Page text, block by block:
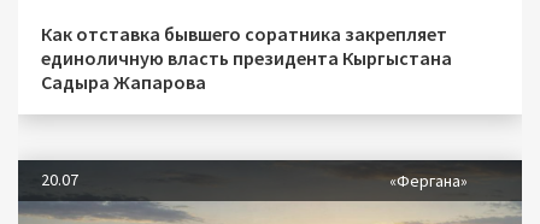
Как отставка бывшего соратника закрепляет
единоличную власть президента Кыргыстана
Садыра Жапарова
20.07 «Фергана»